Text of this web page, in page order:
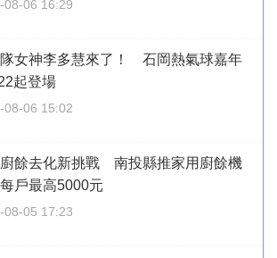
08-06 16:29
女神李多慧來了！ 石岡熱氣球嘉年
起登場
08-06 15:02
餘去化新挑戰 南投縣推家用廚餘機
戶最高5000元
08-05 17:23